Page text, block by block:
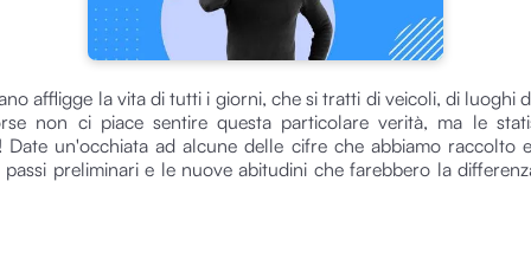
affligge la vita di tutti i giorni, che si tratti di veicoli, di luoghi
non ci piace sentire questa particolare verità, ma le
Date un'occhiata ad alcune delle cifre che abbiamo raccolto
preliminari e le nuove abitudini che farebbero la